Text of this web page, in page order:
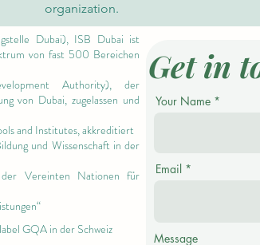
organization.
Dubai), ISB Dubai ist
von fast 500 Bereichen
Authority),der
von Dubai, zugelassen und
and Institutes,akkreditiert
und Wissenschaft in der
Vereinten Nationen für
GQA in der Schweiz
Get in
Your Name
Email
Message